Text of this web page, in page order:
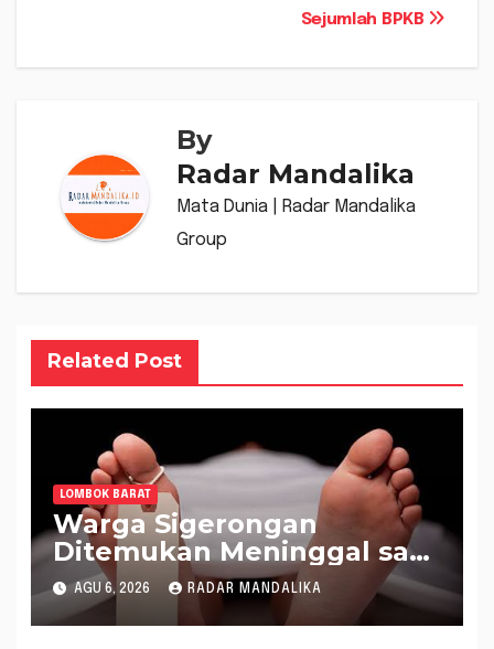
Sejumlah BPKB
By
Radar Mandalika
Mata Dunia | Radar Mandalika
Group
Related Post
LOMBOK BARAT
Warga Sigerongan
Ditemukan Meninggal saat
Setrum Ikan di Sungai
AGU 6, 2026 RADAR MANDALIKA